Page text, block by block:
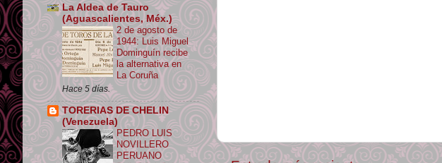
La Aldea de Tauro
(Aguascalientes, Méx.)
2 de agosto de
1944: Luis Miguel
Dominguín recibe
la alternativa en
La Coruña
Hace 5 días.
TORERIAS DE CHELIN
(Venezuela)
PEDRO LUIS
NOVILLERO
PERUANO